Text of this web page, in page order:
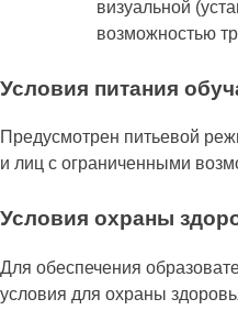
визуальной
возможностью
Условия питания
Предусмотрен питьевой
и лиц с ограниченными
Условия охраны
Для обеспечения
условия для охраны